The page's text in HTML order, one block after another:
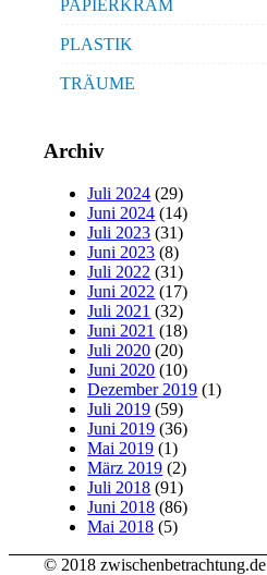
PAPIERKRAM
PLASTIK
TRÄUME
Archiv
Juli 2024 (29)
Juni 2024 (14)
Juli 2023 (31)
Juni 2023 (8)
Juli 2022 (31)
Juni 2022 (17)
Juli 2021 (32)
Juni 2021 (18)
Juli 2020 (20)
Juni 2020 (10)
Dezember 2019 (1)
Juli 2019 (59)
Juni 2019 (36)
Mai 2019 (1)
März 2019 (2)
Juli 2018 (91)
Juni 2018 (86)
Mai 2018 (5)
© 2018 zwischenbetrachtung.de